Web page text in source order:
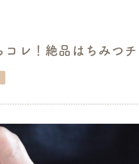
コレ！絶品はちみつ